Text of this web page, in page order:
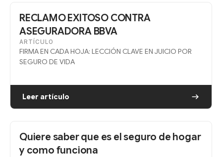
RECLAMO EXITOSO CONTRA
ASEGURADORA BBVA
ARTÍCULO
FIRMA EN CADA HOJA: LECCIÓN CLAVE EN JUICIO POR
SEGURO DE VIDA
Leer artículo
Quiere saber que es el seguro de hogar
y como funciona